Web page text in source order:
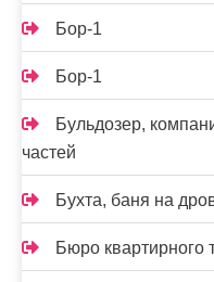
Бор-1
Бор-1
Бульдозер,
частей
Бухта, баня на
Бюро квартирного